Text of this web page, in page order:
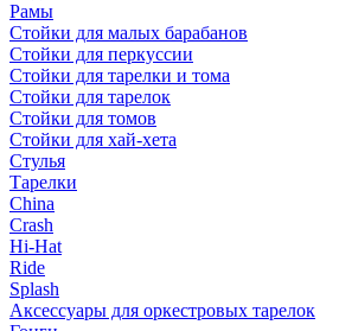
Рамы
Стойки для малых барабанов
Стойки для перкуссии
Стойки для тарелки и тома
Стойки для тарелок
Стойки для томов
Стойки для хай-хета
Стулья
Тарелки
China
Crash
Hi-Hat
Ride
Splash
Аксессуары для оркестровых тарелок